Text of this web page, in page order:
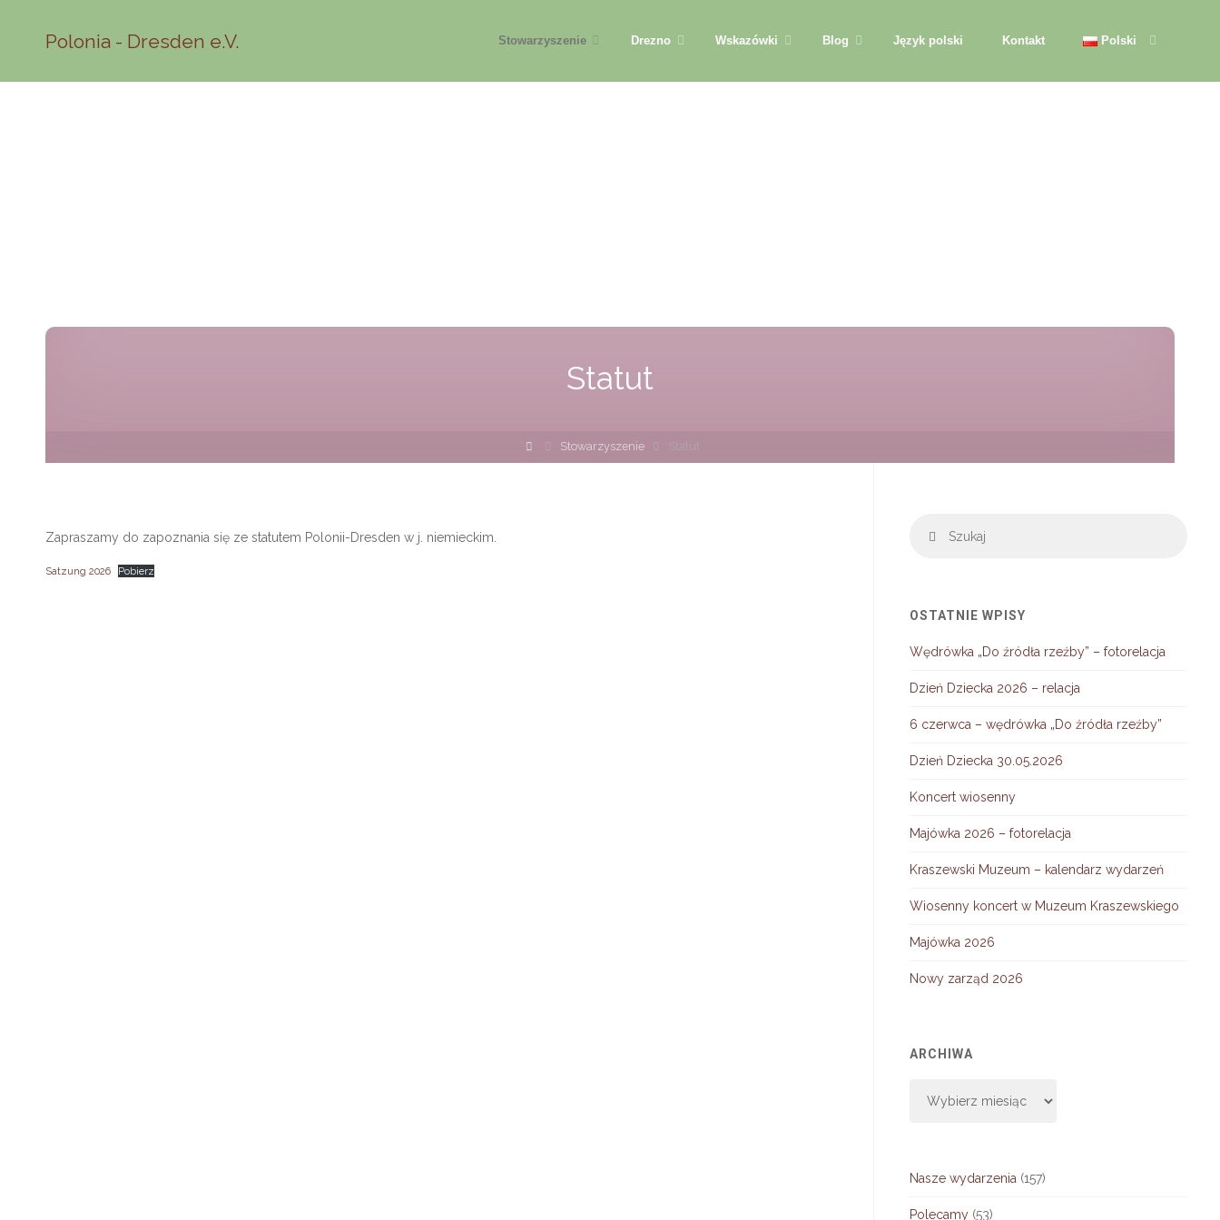
Polonia - Dresden e.V. Stowarzyszenie Drezno Wskazówki Blog Język polski Kontakt Polski
Statut
Strona
główna
Stowarzyszenie Statut
Zapraszamy do zapoznania się ze statutem Polonii-Dresden w j. niemieckim.
Satzung 2026 Pobierz
Szukaj
OSTATNIE WPISY
Wędrówka „Do źródła rzeźby” – fotorelacja
Dzień Dziecka 2026 – relacja
6 czerwca – wędrówka „Do źródła rzeźby”
Dzień Dziecka 30.05.2026
Koncert wiosenny
Majówka 2026 – fotorelacja
Kraszewski Muzeum – kalendarz wydarzeń
Wiosenny koncert w Muzeum Kraszewskiego
Majówka 2026
Nowy zarząd 2026
ARCHIWA
Nasze wydarzenia (157)
Polecamy (53)